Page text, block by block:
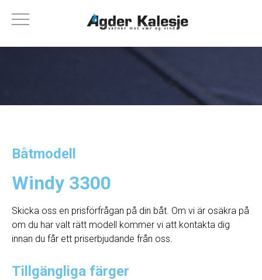
Båtmodell
Windy 3300
Skicka oss en prisförfrågan på din båt. Om vi ​​är osäkra på
om du har valt rätt modell kommer vi att kontakta dig
innan du får ett priserbjudande från oss.
Tillgängliga färger